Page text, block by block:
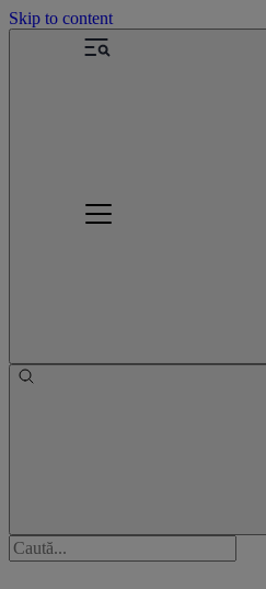
Skip to content